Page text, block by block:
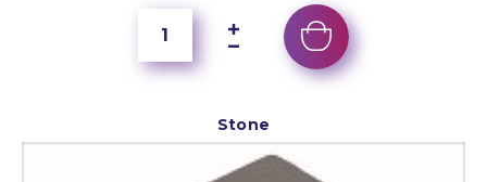
Stone